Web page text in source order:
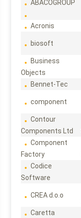
ABACOGROUP
Acronis
biosoft
Business
Objects
Bennet-Tec
component
Contour
Components Ltd
Component
Factory
Codice
Software
CREA d.o.o
Caretta